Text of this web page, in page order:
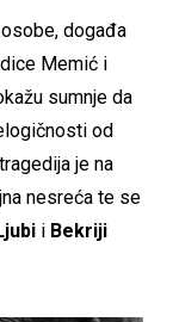
događa
Memić i
sumnje da
od
je na
nesreća te se
i Bekriji